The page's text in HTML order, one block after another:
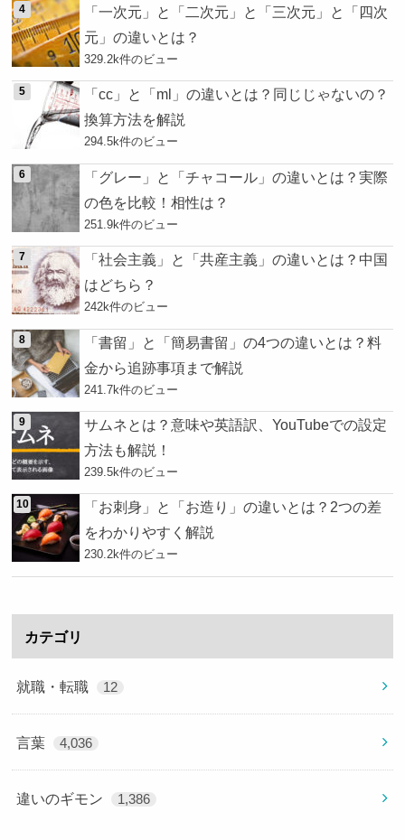
「一次元」と「二次元」と「三次元」と「四次
元」の違いとは？
329.2k件のビュー
「cc」と「ml」の違いとは？同じじゃないの？
換算方法を解説
294.5k件のビュー
「グレー」と「チャコール」の違いとは？実際
の色を比較！相性は？
251.9k件のビュー
「社会主義」と「共産主義」の違いとは？中国
はどちら？
242k件のビュー
「書留」と「簡易書留」の4つの違いとは？料
金から追跡事項まで解説
241.7k件のビュー
サムネとは？意味や英語訳、YouTubeでの設定
方法も解説！
239.5k件のビュー
「お刺身」と「お造り」の違いとは？2つの差
をわかりやすく解説
230.2k件のビュー
カテゴリ
就職・転職 12
言葉 4,036
違いのギモン 1,386